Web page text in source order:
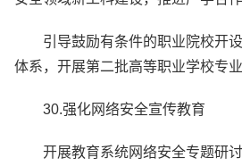
引导鼓励有条件的职业院校开
体系，开展第二批高等职业学校专
30.强化网络安全宣传教育
开展教育系统网络安全专题研